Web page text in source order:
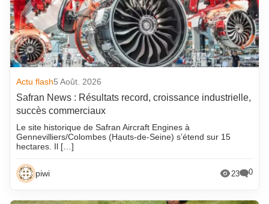
Actu flash5 Août. 2026
Safran News : Résultats record, croissance industrielle,
succès commerciaux
Le site historique de Safran Aircraft Engines à
Gennevilliers/Colombes (Hauts-de-Seine) s’étend sur 15
hectares. Il […]
piwi 23 0